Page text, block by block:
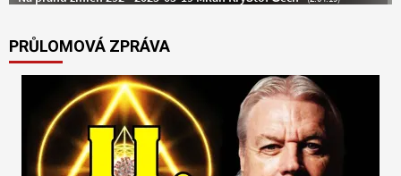
PRŮLOMOVÁ ZPRÁVA